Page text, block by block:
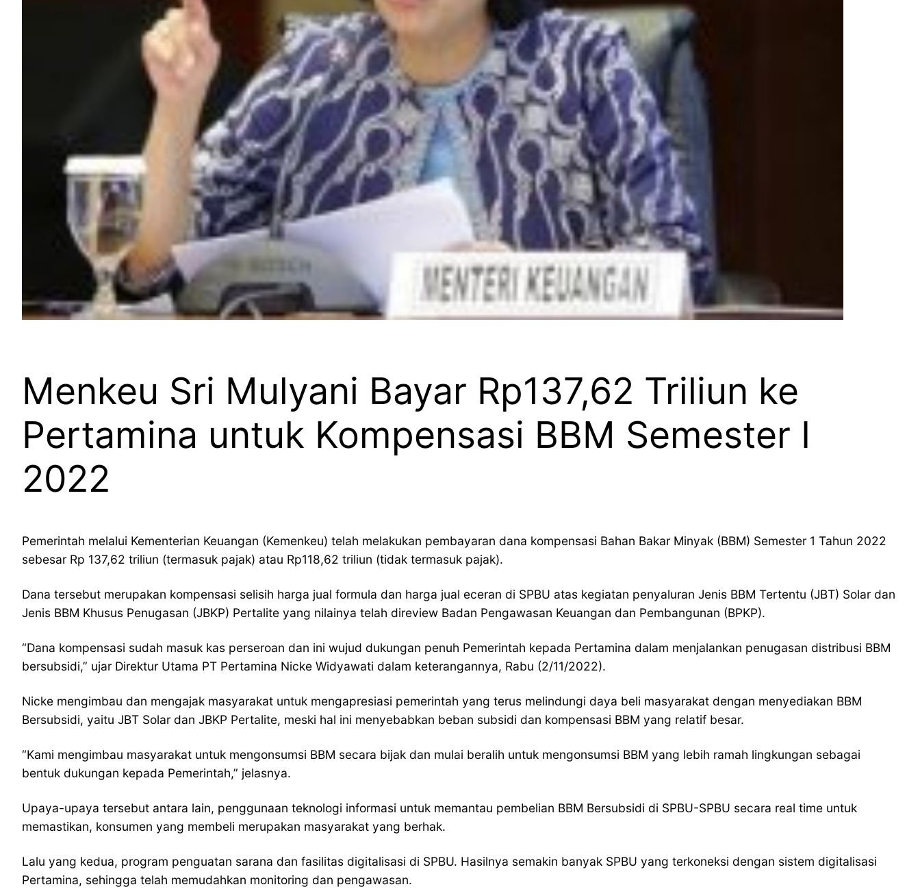
Menkeu Sri Mulyani Bayar Rp137,62 Triliun ke
Pertamina untuk Kompensasi BBM Semester I
2022
Pemerintah melalui Kementerian Keuangan (Kemenkeu) telah melakukan pembayaran dana kompensasi Bahan Bakar Minyak (BBM) Semester 1 Tahun 2022
sebesar Rp 137,62 triliun (termasuk pajak) atau Rp118,62 triliun (tidak termasuk pajak).
Dana tersebut merupakan kompensasi selisih harga jual formula dan harga jual eceran di SPBU atas kegiatan penyaluran Jenis BBM Tertentu (JBT) Solar dan
Jenis BBM Khusus Penugasan (JBKP) Pertalite yang nilainya telah direview Badan Pengawasan Keuangan dan Pembangunan (BPKP).
“Dana kompensasi sudah masuk kas perseroan dan ini wujud dukungan penuh Pemerintah kepada Pertamina dalam menjalankan penugasan distribusi BBM
bersubsidi,” ujar Direktur Utama PT Pertamina Nicke Widyawati dalam keterangannya, Rabu (2/11/2022).
Nicke mengimbau dan mengajak masyarakat untuk mengapresiasi pemerintah yang terus melindungi daya beli masyarakat dengan menyediakan BBM
Bersubsidi, yaitu JBT Solar dan JBKP Pertalite, meski hal ini menyebabkan beban subsidi dan kompensasi BBM yang relatif besar.
“Kami mengimbau masyarakat untuk mengonsumsi BBM secara bijak dan mulai beralih untuk mengonsumsi BBM yang lebih ramah lingkungan sebagai
bentuk dukungan kepada Pemerintah,” jelasnya.
Upaya-upaya tersebut antara lain, penggunaan teknologi informasi untuk memantau pembelian BBM Bersubsidi di SPBU-SPBU secara real time untuk
memastikan, konsumen yang membeli merupakan masyarakat yang berhak.
Lalu yang kedua, program penguatan sarana dan fasilitas digitalisasi di SPBU. Hasilnya semakin banyak SPBU yang terkoneksi dengan sistem digitalisasi
Pertamina, sehingga telah memudahkan monitoring dan pengawasan.